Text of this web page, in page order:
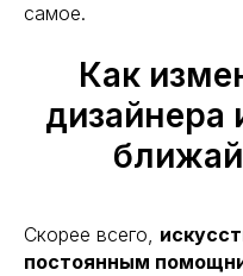
самое.
Как
дизайнера
Скорее всего,
постоянным